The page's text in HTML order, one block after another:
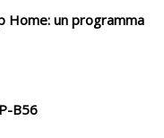
Home: un programma
B56